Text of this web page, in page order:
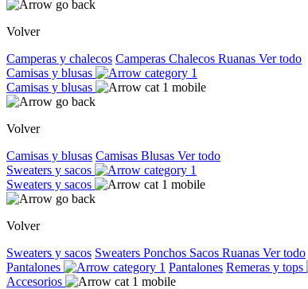
Volver
Camperas y chalecos Camperas Chalecos Ruanas Ver todo
Camisas y blusas
Camisas y blusas
Volver
Camisas y blusas Camisas Blusas Ver todo
Sweaters y sacos
Sweaters y sacos
Volver
Sweaters y sacos Sweaters Ponchos Sacos Ruanas Ver todo
Pantalones
Pantalones Remeras y tops
Accesorios